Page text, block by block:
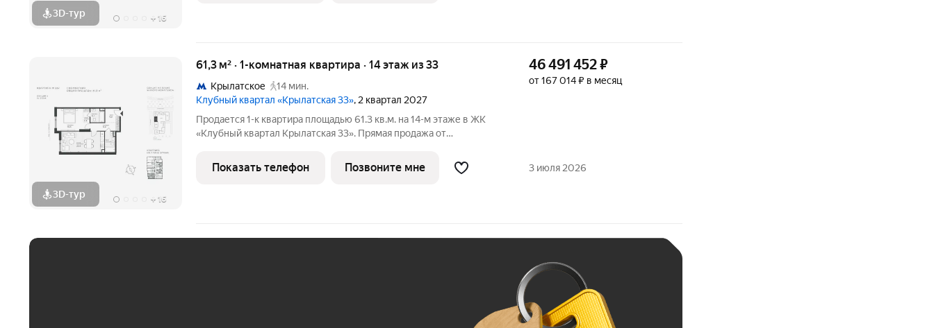
3D-тур + 16
3D-тур + 16
61,3 м² · 1-комнатная квартира · 14 этаж из 33
Крылатское
14 мин.
Клубный квартал «Крылатская 33», 2 квартал 2027
Продается 1-к квартира площадью 61.3 кв.м. на 14-м этаже в ЖК
«Клубный квартал Крылатская 33». Прямая продажа от
Москвы от специализированного застройщика «Сияние».
Комплекс расположен
46 491 452₽
от 167 014 ₽ в месяц
Показать телефон Позвоните мне 3 июля 2026